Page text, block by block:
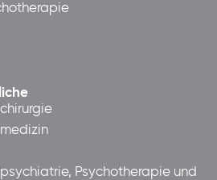
Psychotherapie und